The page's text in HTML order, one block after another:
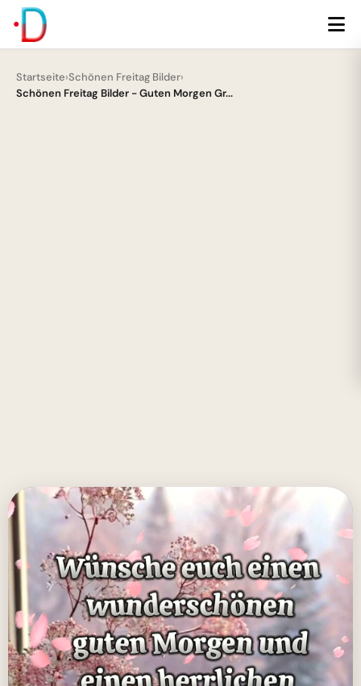
Startseite›Schönen Freitag Bilder›
Schönen Freitag Bilder - Guten Morgen Gr...